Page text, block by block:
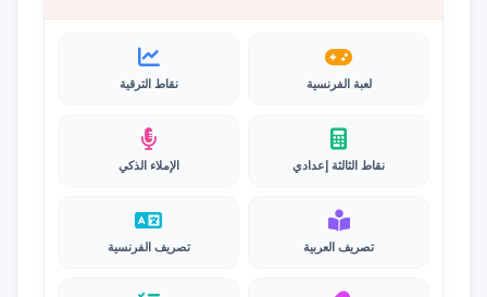
لعبة الفرنسية نقاط الترقية
نقاط الثالثة إعدادي الإملاء الذكي
تصريف العربية تصريف الفرنسية